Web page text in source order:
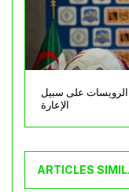
على سبيل
الإعارة
ARTICLES